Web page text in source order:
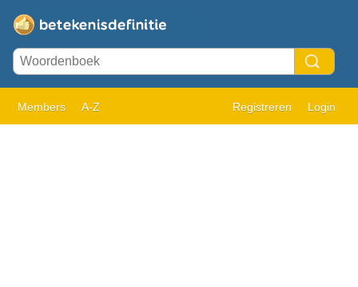
Members A-Z Registreren Login